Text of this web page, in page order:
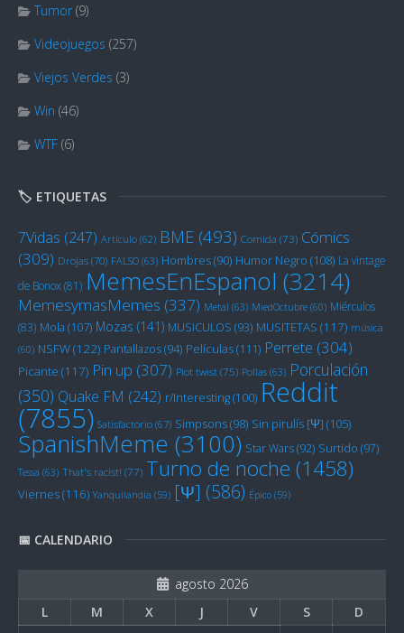
Tumor (9)
Videojuegos (257)
Viejos Verdes (3)
Win (46)
WTF (6)
🏷️ ETIQUETAS
7Vidas (247) Artículo (62) BME (493) Comida (73) Cómics
(309) Drojas (70) FALSO (63) Hombres(90) Humor Negro (108) La vintage
de Bonox(81) MemesEnEspanol (3214)
MemesymasMemes (337) Metal (63) MiedOctubre (60) Miérculos
(83) Mola (107) Mozas (141) MUSICULOS (93) MUSITETAS (117) música
(60) NSFW(122) Pantallazos(94) Películas(111) Perrete (304)
Picante (117) Pin up (307) Plot twist (75) Pollas (63) Porculación
(350) Quake FM (242) r/Interesting(100) Reddit
(7855) Satisfactorio (67) Simpsons(98) Sin pirulís [Ψ] (105)
SpanishMeme (3100) Star Wars(92) Surtido (97)
Tessa (63) That's racist! (77) Turno de noche (1458)
Viernes(116) Yanquilandia (59) [Ψ] (586) Épico (59)
📅 CALENDARIO
agosto 2026
L
M X J V S
D